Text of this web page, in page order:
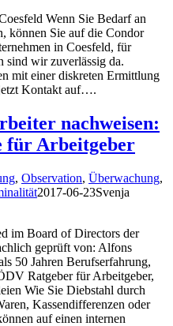
Wenn Sie Bedarf an
können Sie auf die Condor
in Coesfeld, für
sind wir zuverlässig da.
mit einer diskreten Ermittlung
Kontakt auf….
nachweisen:
für Arbeitgeber
, Observation, Überwachung,
2017-06-23Svenja
im Board of Directors der
geprüft von: Alfons
50 Jahren Berufserfahrung,
Ratgeber für Arbeitgeber,
Wie Sie Diebstahl durch
Kassendifferenzen oder
auf einen internen